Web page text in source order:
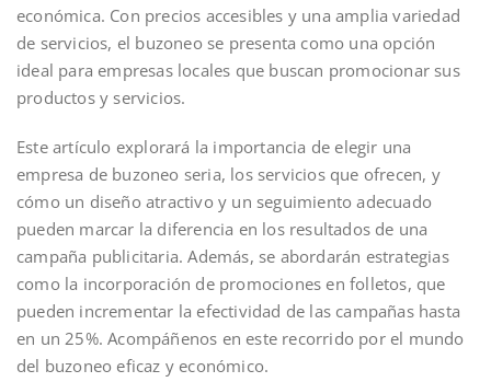
económica. Con precios accesibles y una amplia variedad
de servicios, el buzoneo se presenta como una opción
ideal para empresas locales que buscan promocionar sus
productos y servicios.
Este artículo explorará la importancia de elegir una
empresa de buzoneo seria, los servicios que ofrecen, y
cómo un diseño atractivo y un seguimiento adecuado
pueden marcar la diferencia en los resultados de una
campaña publicitaria. Además, se abordarán estrategias
como la incorporación de promociones en folletos, que
pueden incrementar la efectividad de las campañas hasta
en un 25%. Acompáñenos en este recorrido por el mundo
del buzoneo eficaz y económico.